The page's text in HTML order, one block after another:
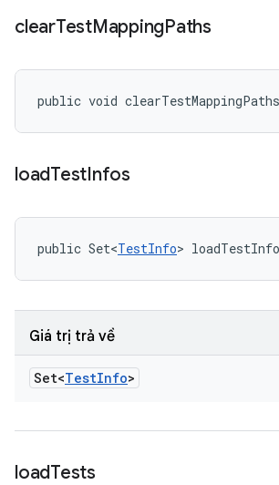
clearTestMappingPaths
public void
loadTestInfos
public Set<TestInfo>
Giá trị trả về
Set<TestInfo>
loadTests